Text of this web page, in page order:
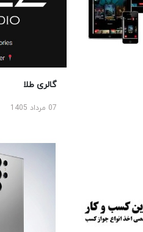
گالری طلا
07 مرداد 1405